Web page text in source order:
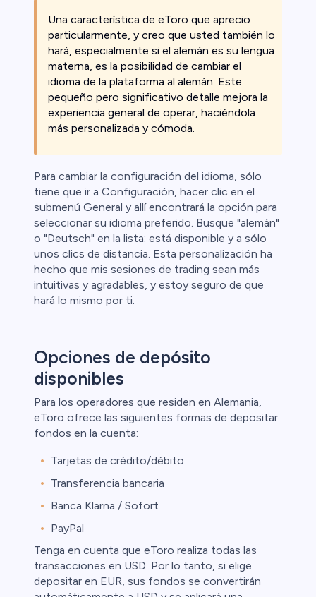
Una característica de eToro que aprecio
particularmente, y creo que usted también lo
hará, especialmente si el alemán es su lengua
materna, es la posibilidad de cambiar el
idioma de la plataforma al alemán. Este
pequeño pero significativo detalle mejora la
experiencia general de operar, haciéndola
más personalizada y cómoda.
Para cambiar la configuración del idioma, sólo
tiene que ir a Configuración, hacer clic en el
submenú General y allí encontrará la opción para
seleccionar su idioma preferido. Busque "alemán"
o "Deutsch" en la lista: está disponible y a sólo
unos clics de distancia. Esta personalización ha
hecho que mis sesiones de trading sean más
intuitivas y agradables, y estoy seguro de que
hará lo mismo por ti.
Opciones de depósito
disponibles
Para los operadores que residen en Alemania,
eToro ofrece las siguientes formas de depositar
fondos en la cuenta:
Tarjetas de crédito/débito
Transferencia bancaria
Banca Klarna / Sofort
PayPal
Tenga en cuenta que eToro realiza todas las
transacciones en USD. Por lo tanto, si elige
depositar en EUR, sus fondos se convertirán